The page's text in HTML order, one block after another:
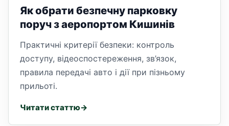
Як обрати безпечну парковку
поруч з аеропортом Кишинів
Практичні критерії безпеки: контроль
доступу, відеоспостереження, зв’язок,
правила передачі авто і дії при пізньому
прильоті.
Читати статтю